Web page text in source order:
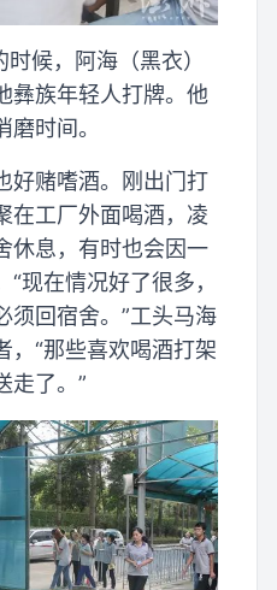
候，阿海（黑衣）
彝族年轻人打牌。他
时间。
好赌嗜酒。刚出门打
在工厂外面喝酒，凌
休息，有时也会因一
现在情况好了很多，
须回宿舍。”工头马海
，“那些喜欢喝酒打架
走了。”